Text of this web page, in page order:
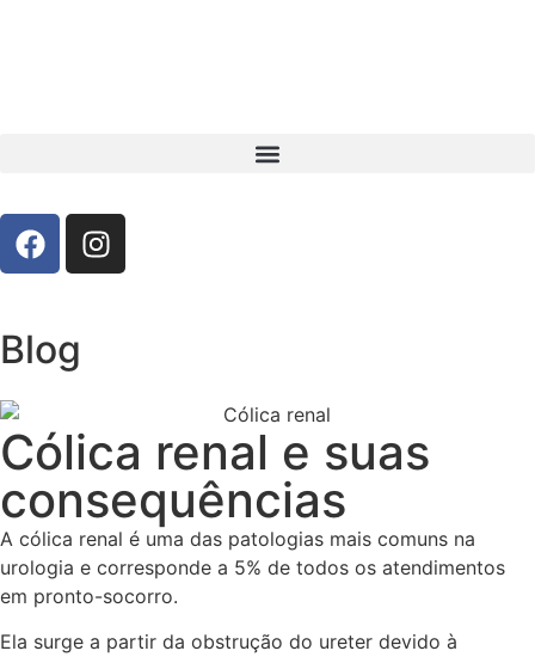
Blog
Cólica renal e suas
consequências
A cólica renal é uma das patologias mais comuns na
urologia e corresponde a 5% de todos os atendimentos
em pronto-socorro.
Ela surge a partir da obstrução do ureter devido à